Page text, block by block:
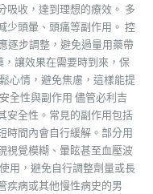
吸收，達到理想的療效。 多
少頭暈、頭痛等副作用。 控
逐步調整，避免過量用藥帶
讓效果在需要時到來，保
心情，避免焦慮，這樣能提
全性與副作用 儘管必利吉
安全性。常見的副作用包括
時間內會自行緩解。部分用
視覺模糊、暈眩甚至血壓波
用，避免自行調整劑量或長
疾病或其他慢性病史的男